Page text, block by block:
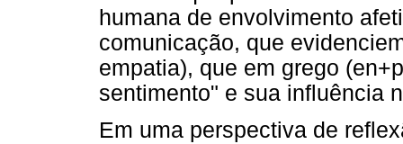
humana de envolvimento
comunicação, que
empatia), que em grego
sentimento" e sua influência
Em uma perspectiva de